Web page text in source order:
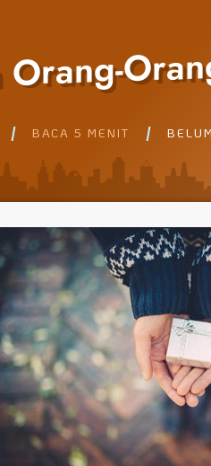
BACA 5 MENIT